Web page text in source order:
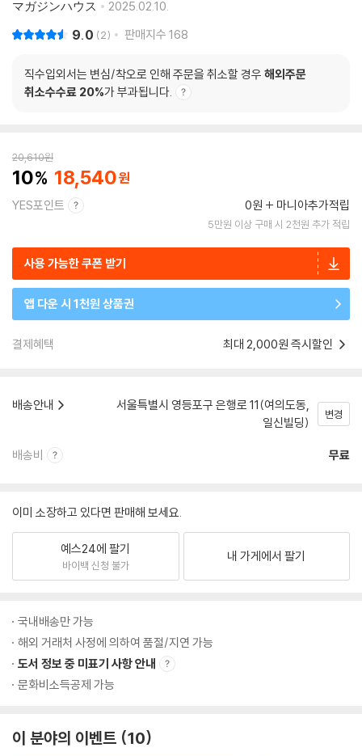
マガジンハウス
2025.02.10.
9.0 2 판매지수 168
직수입외서는 변심/착오로 인해 주문을 취소할 경우 해외주문
취소수수료 20%가 부과됩니다.
20,610원
10 18,540
YES포인트 0원 마니아추가적립
5만원 이상 구매 시 2천원 추가 적립
사용 가능한 쿠폰 받기
앱 다운 시 1천원 상품권
결제혜택 최대 2,000원 즉시할인
배송안내
서울특별시 영등포구 은행로 11(여의도동,
일신빌딩)
변경
배송비 무료
이미 소장하고 있다면 판매해 보세요.
예스24에 팔기
바이백 신청 불가
내 가게에서 팔기
국내배송만 가능
해외 거래처 사정에 의하여 품절/지연 가능
도서 정보 중 미표기 사항 안내
문화비소득공제 가능
이 분야의 이벤트 10